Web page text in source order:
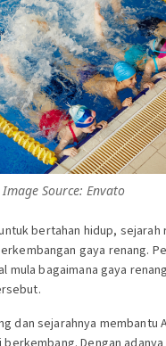
Image Source: Envato
bertahan hidup, sejarah
gaya renang.
mula bagaimana gaya
dan sejarahnya membantu